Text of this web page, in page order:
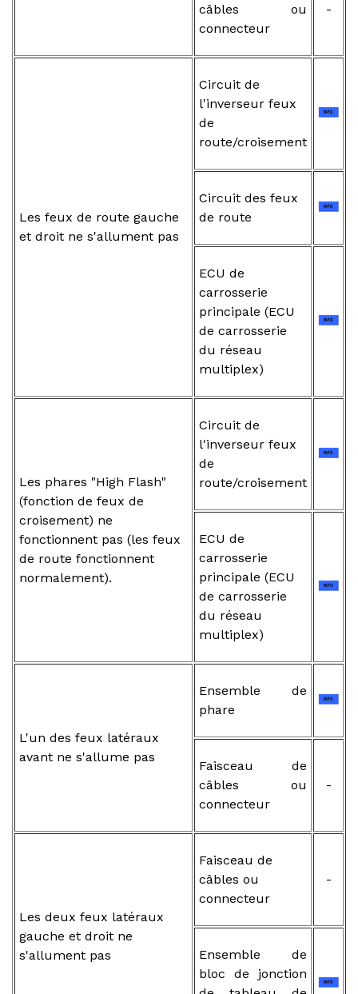
câbles ou
connecteur
-
Les feux de route gauche
et droit ne s'allument pas
Circuit de
l'inverseur feux
de
route/croisement
Circuit des feux
de route
ECU de
carrosserie
principale (ECU
de carrosserie
du réseau
multiplex)
Les phares "High Flash"
(fonction de feux de
croisement) ne
fonctionnent pas (les feux
de route fonctionnent
normalement).
Circuit de
l'inverseur feux
de
route/croisement
ECU de
carrosserie
principale (ECU
de carrosserie
du réseau
multiplex)
L'un des feux latéraux
avant ne s'allume pas
Ensemble de
phare
Faisceau de
câbles ou
connecteur
-
Les deux feux latéraux
gauche et droit ne
s'allument pas
Faisceau de
câbles ou
connecteur
-
Ensemble de
bloc de jonction